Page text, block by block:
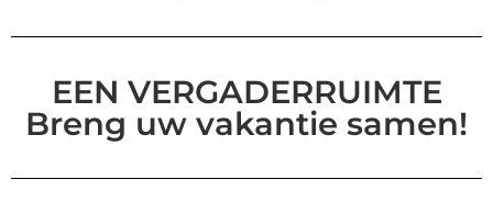
EEN VERGADERRUIMTE
Breng uw vakantie samen!